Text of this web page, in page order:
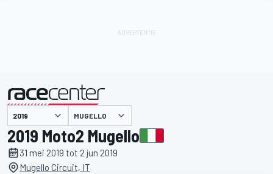
gepresenteerd door MUGELLO
2019 Moto2 Mugello
31 mei 2019 tot 2 jun 2019
Mugello Circuit, IT